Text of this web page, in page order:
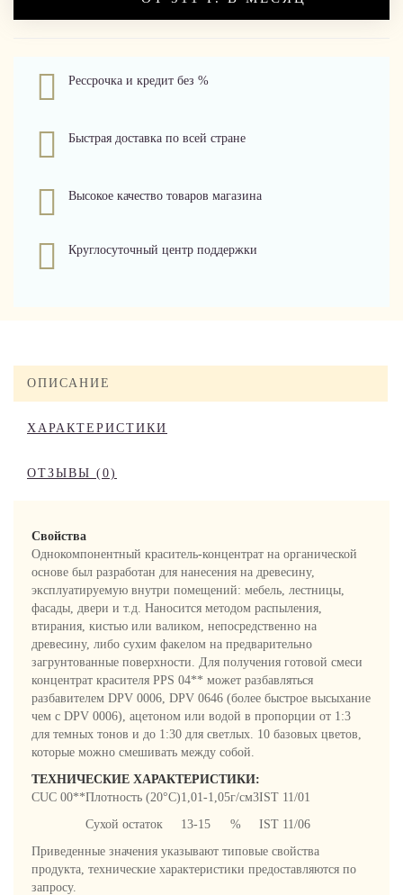
Рессрочка и кредит без %
Быстрая доставка по всей стране
Высокое качество товаров магазина
Круглосуточный центр поддержки
ОПИСАНИЕ
ХАРАКТЕРИСТИКИ
ОТЗЫВЫ (0)
Свойства
Однокомпонентный краситель-концентрат на органической
основе был разработан для нанесения на древесину,
эксплуатируемую внутри помещений: мебель, лестницы,
фасады, двери и т.д. Наносится методом распыления,
втирания, кистью или валиком, непосредственно на
древесину, либо сухим факелом на предварительно
загрунтованные поверхности. Для получения готовой смеси
концентрат красителя PPS 04** может разбавляться
разбавителем DPV 0006, DPV 0646 (более быстрое высыхание
чем с DPV 0006), ацетоном или водой в пропорции от 1:3
для темных тонов и до 1:30 для светлых. 10 базовых цветов,
которые можно смешивать между собой.
ТЕХНИЧЕСКИЕ ХАРАКТЕРИСТИКИ:
СUC 00**Плотность (20°C)1,01-1,05г/см3IST 11/01
Сухой остаток
13-15 %
IST 11/06
Приведенные значения указывают типовые свойства
продукта, технические характеристики предоставляются по
запросу.